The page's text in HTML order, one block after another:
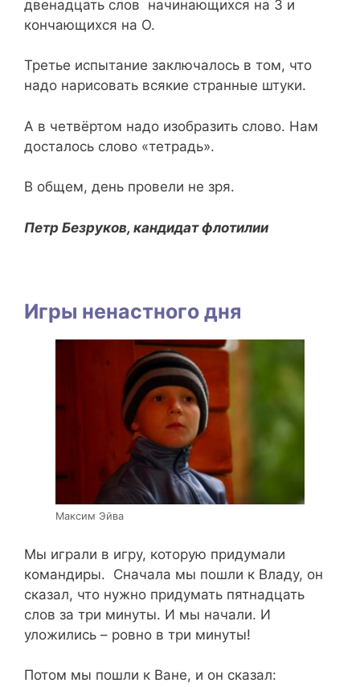
двенадцать слов начинающихся на З и
кончающихся на О.
Третье испытание заключалось в том, что
надо нарисовать всякие странные штуки.
А в четвёртом надо изобразить слово. Нам
досталось слово «тетрадь».
В общем, день провели не зря.
Петр Безруков, кандидат флотилии
Игры ненастного дня
Максим Эйва
Мы играли в игру, которую придумали
командиры. Сначала мы пошли к Владу, он
сказал, что нужно придумать пятнадцать
слов за три минуты. И мы начали. И
уложились – ровно в три минуты!
Потом мы пошли к Ване, и он сказал: